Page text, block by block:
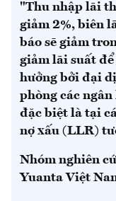
"Thu nhập lãi
giảm 2%, biên
báo sẽ giảm
giảm lãi suất
hưởng bởi đại
phòng các
đặc biệt là tại
nợ xấu (LLR)
Nhóm nghiên
Yuanta Việt